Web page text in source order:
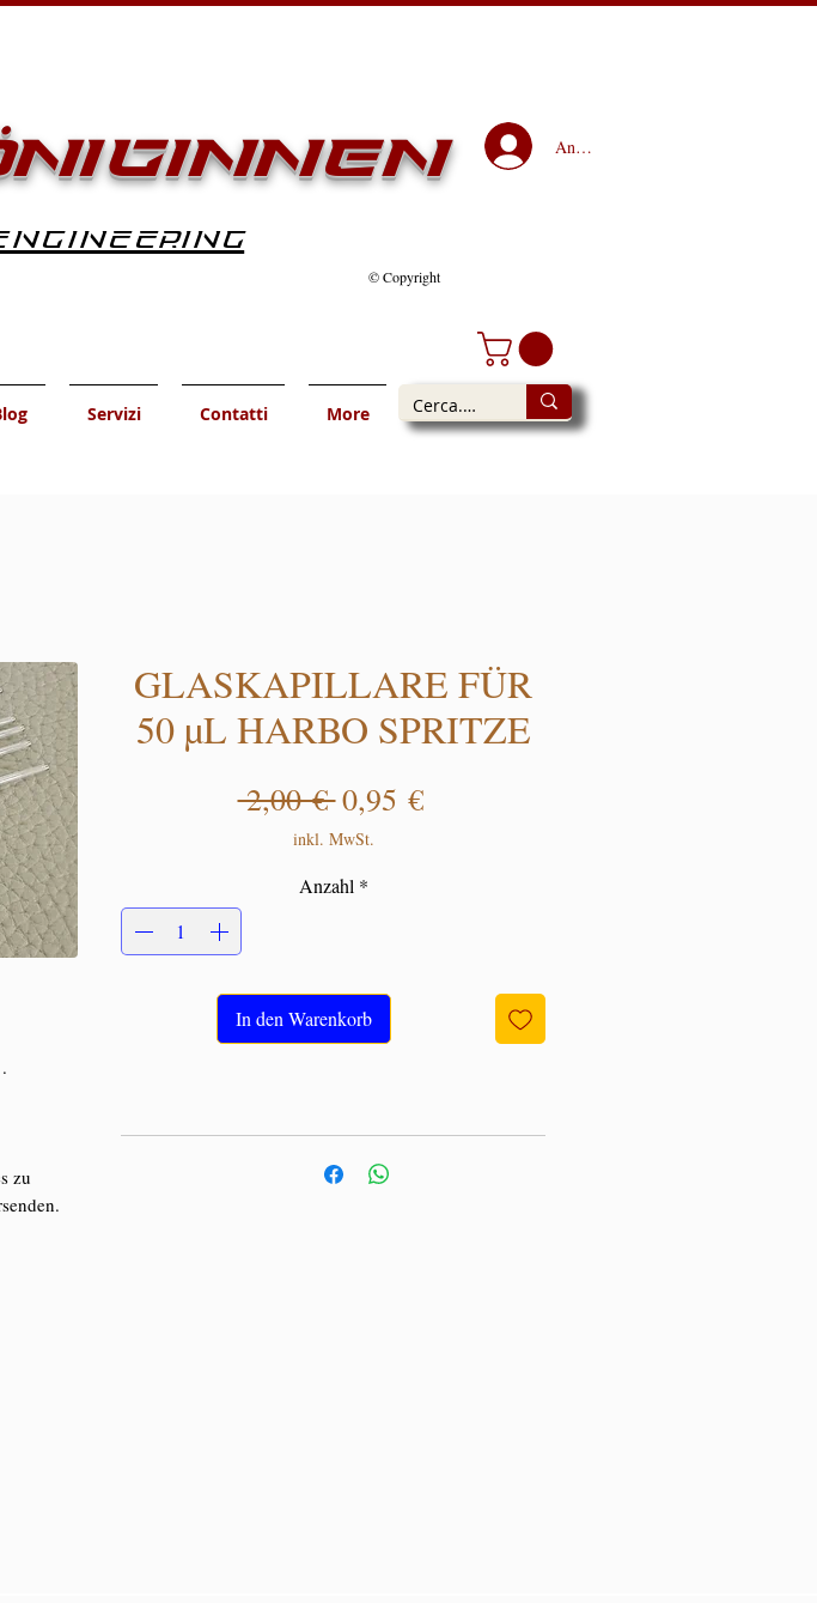
Anmelden
© Copyright
Servizi Contatti More
.
zu
GLASKAPILLARE FÜR
50 µL HARBO SPRITZE
2,00 € Standardpreis
0,95 €Sale-Preis
inkl. MwSt.
Anzahl *
In den Warenkorb